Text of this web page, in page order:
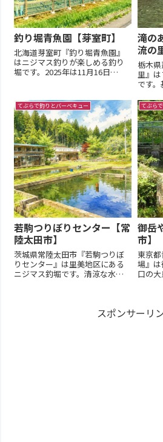
釣り堀青魚園【芽室町】
北海道芽室町『釣り堀青魚園』
はニジマス釣りが楽しめる釣り
堀です。2025年は11月16日
魚園の最新情報は公式ホームペ
ージで確認できます。【概況】
焼肉平和園が運営する芽室町の
管理釣り場。+周囲の環境【】
情...
滝の
流の
栃木
里』
です
9:00～
曜日開
日 】
業】
覧くだ
てぶらで釣りとバーベキュー
若駒つりぼりセンター【常
陸太田市】
茨城県常陸太田市『若駒つりぼ
りセンター』は里美地区にある
ニジマス釣堀です。清涼な水で
場で食べることもできます。7月
てぶら
御岳
市】
東京
場』
口の
年営業
スポンサーリ